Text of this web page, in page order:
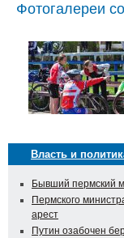
Фотогалереи
Власть и
Бывший пермский
Пермского
арест
Путин озабочен